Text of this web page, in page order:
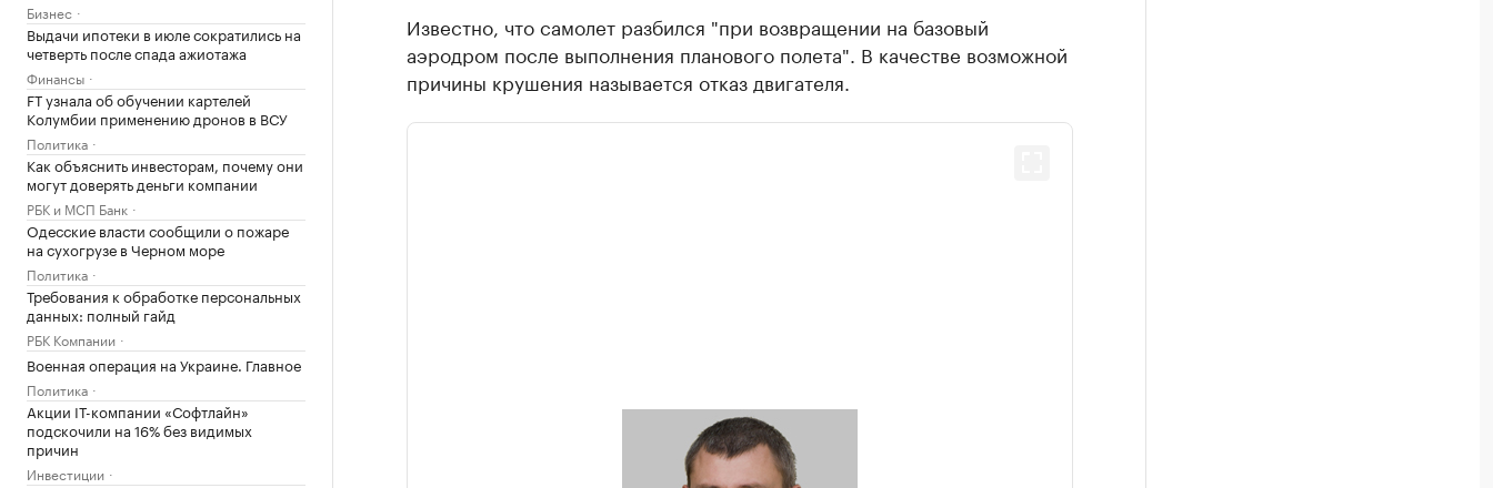
Бизнес
Выдачи ипотеки в июле сократились на
четверть после спада ажиотажа
Финансы
FT узнала об обучении картелей
Колумбии применению дронов в ВСУ
Политика
Как объяснить инвесторам, почему они
могут доверять деньги компании
РБК и МСП Банк
Одесские власти сообщили о пожаре
на сухогрузе в Черном море
Политика
Требования к обработке персональных
данных: полный гайд
РБК Компании
Военная операция на Украине. Главное
Политика
Акции IT-компании «Софтлайн»
подскочили на 16% без видимых
причин
Инвестиции
Известно, что самолет разбился "при возвращении на базовый
аэродром после выполнения планового полета". В качестве возможной
причины крушения называется отказ двигателя.